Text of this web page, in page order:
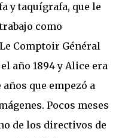
y taquígrafa, que le
como
Comptoir Général
año 1894 y Alice era
que empezó a
Pocos meses
de los directivos de